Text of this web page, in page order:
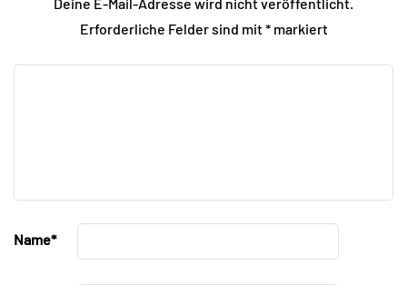
Erforderliche Felder sind mit*markiert
Name*